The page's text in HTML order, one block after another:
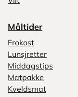
Måltider
Frokost
Lunsjretter
Middagstips
Matpakke
Kveldsmat